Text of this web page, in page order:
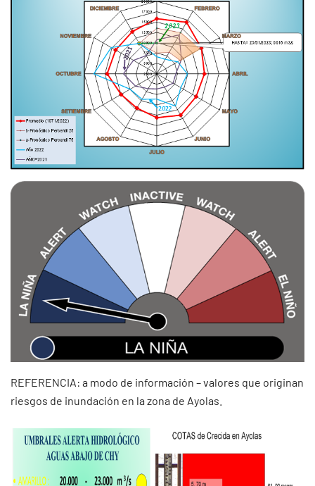
REFERENCIA: a modo de información – valores que originan
riesgos de inundación en la zona de Ayolas.